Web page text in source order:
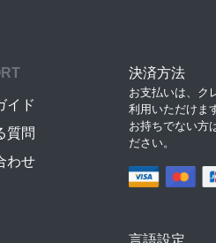
イド
質問
わせ
決済方法
お支払いは、ク
利用いただけま
お持ちでない方
ださい。
言語設定